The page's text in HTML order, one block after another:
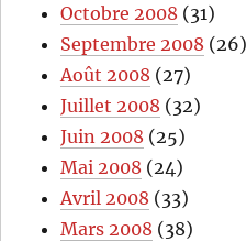
Octobre 2008 (31)
Septembre 2008 (26)
Août 2008 (27)
Juillet 2008 (32)
Juin 2008 (25)
Mai 2008 (24)
Avril 2008 (33)
Mars 2008 (38)